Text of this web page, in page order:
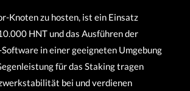
Knoten zu hosten, ist ein Einsatz
HNT und das Ausführen der
in einer geeigneten Umgebung
für das Staking tragen
bei und verdienen